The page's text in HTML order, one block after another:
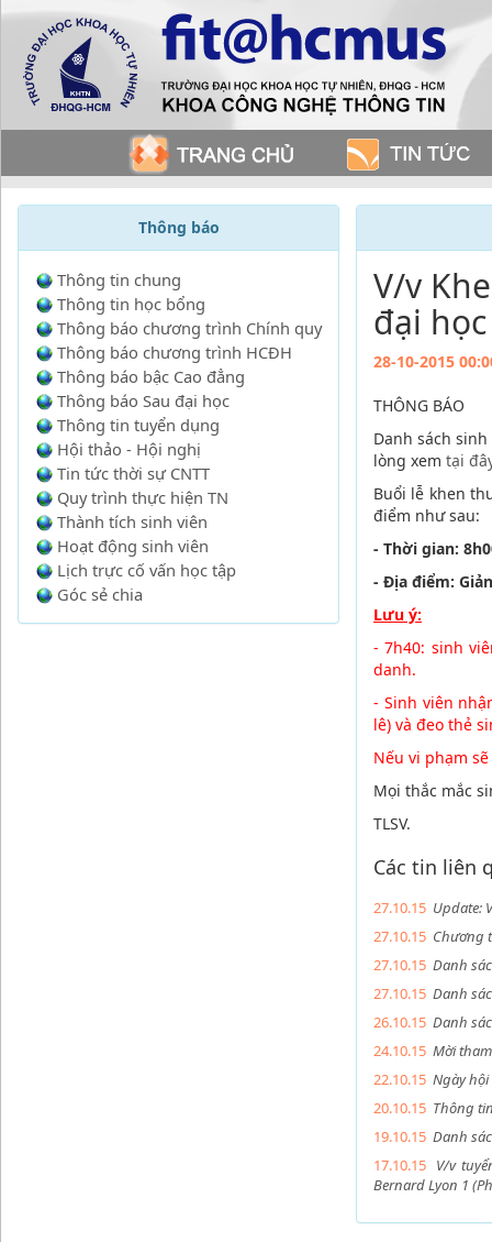
Thông báo
Thông tin chung
Thông tin học bổng
Thông báo chương trình Chính quy
Thông báo chương trình HCĐH
Thông báo bậc Cao đẳng
Thông báo Sau đại học
Thông tin tuyển dụng
Hội thảo - Hội nghị
Tin tức thời sự CNTT
Quy trình thực hiện TN
Thành tích sinh viên
Hoạt động sinh viên
Lịch trực cố vấn học tập
Góc sẻ chia
V/v
đại
28-10-2015
THÔNG BÁO
Danh sách
lòng xem tại
Buổi lễ khen
điểm như sau:
- Thời gian:
- Địa điểm:
Lưu ý:
- 7h40: sinh
danh.
- Sinh viên
lê) và đeo thẻ
Nếu vi phạm
Mọi thắc mắc
TLSV.
Các tin liên
27.10.15 Update:
27.10.15 Chương
27.10.15 Danh
27.10.15 Danh
26.10.15 Danh
24.10.15 Mời
22.10.15 Ngày hội
20.10.15 Thông
19.10.15 Danh
17.10.15 V/v
Bernard Lyon 1